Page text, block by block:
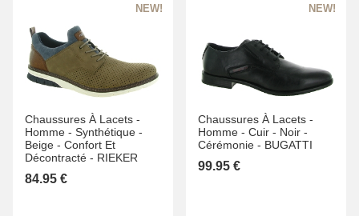
Chaussures À Lacets -
Homme - Synthétique -
Beige - Confort Et
Décontracté - RIEKER
84.95 €
Chaussures À Lacets -
Homme - Cuir - Noir -
Cérémonie - BUGATTI
99.95 €